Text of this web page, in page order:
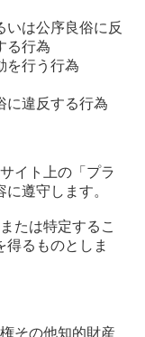
いは公序良俗に反
る行為
を行う行為
に違反する行為
イト上の「プラ
遵守します。
たは特定するこ
得るものとしま
その他知的財産